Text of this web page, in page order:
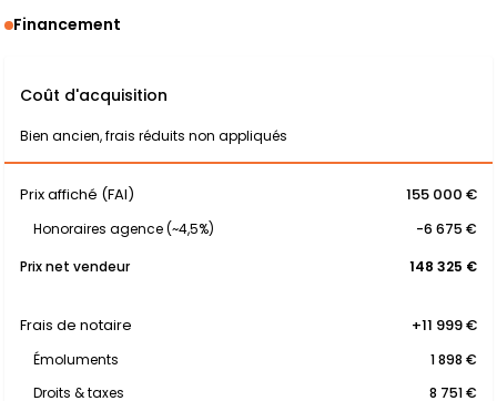
Financement
Coût d'acquisition
Bien ancien, frais réduits non appliqués
Prix affiché (FAI) 155 000 €
Honoraires agence (~4,5%)
-6 675 €
Prix net vendeur
148 325 €
Frais de notaire +11 999 €
Émoluments
1 898 €
Droits & taxes
8 751 €